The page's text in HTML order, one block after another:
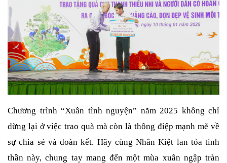
Chương trình “Xuân tình nguyện” năm 2025 không chỉ
dừng lại ở việc trao quà mà còn là thông điệp mạnh mẽ về
sự chia sẻ và đoàn kết. Hãy cùng Nhân Kiệt lan tỏa tinh
thần này, chung tay mang đến một mùa xuân ngập tràn